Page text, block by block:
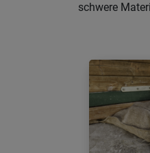
schwere